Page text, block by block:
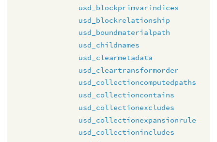
usd_blockprimvarindices
usd_blockrelationship
usd_boundmaterialpath
usd_childnames
usd_clearmetadata
usd_cleartransformorder
usd_collectioncomputedpaths
usd_collectioncontains
usd_collectionexcludes
usd_collectionexpansionrule
usd_collectionincludes